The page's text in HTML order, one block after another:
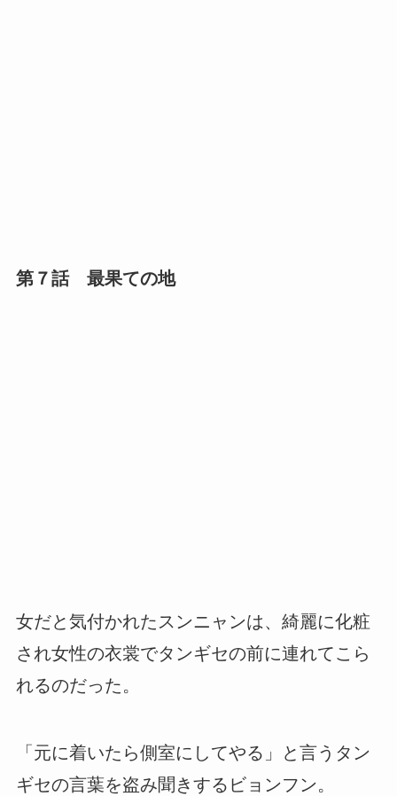
第７話 最果ての地
女だと気付かれたスンニャンは、綺麗に化粧
され女性の衣裳でタンギセの前に連れてこら
れるのだった。
「元に着いたら側室にしてやる」と言うタン
ギセの言葉を盗み聞きするビョンフン。